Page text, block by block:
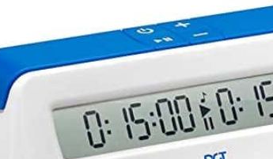
De DGT 1001 schaakklok black is een
scholen (schoolschaak),
€32,00 €25,00
Op voorraad